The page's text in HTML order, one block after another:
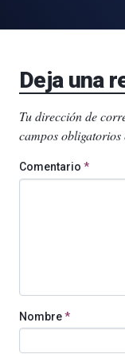
Deja una
Tu dirección de
campos
Comentario *
Nombre*